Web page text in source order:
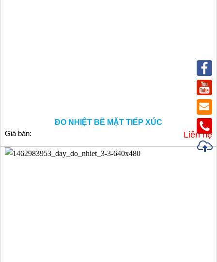
ĐO NHIỆT BỀ MẶT TIẾP XÚC
Giá bán:
Liên hệ